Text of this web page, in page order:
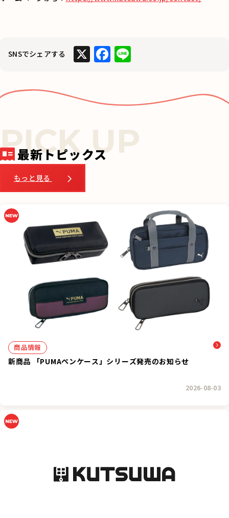
SNSでシェアする X F
e
o
o
Li
最新トピックス
もっと見る
商品情報
新商品 「PUMAペンケース」シリーズ発売のお知らせ
2026-08-03